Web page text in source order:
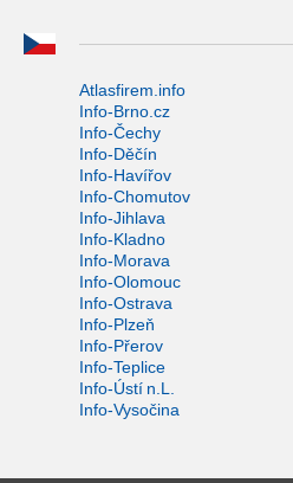
Atlasfirem.info
Info-Brno.cz
Info-Čechy
Info-Děčín
Info-Havířov
Info-Chomutov
Info-Jihlava
Info-Kladno
Info-Morava
Info-Olomouc
Info-Ostrava
Info-Plzeň
Info-Přerov
Info-Teplice
Info-Ústí n.L.
Info-Vysočina